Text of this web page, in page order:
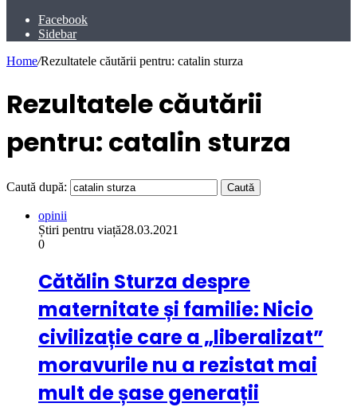
Facebook
Sidebar
Home/Rezultatele căutării pentru: catalin sturza
Rezultatele căutării
pentru: catalin sturza
Caută după:
opinii
Știri pentru viață28.03.2021
0
Cătălin Sturza despre
maternitate și familie: Nicio
civilizație care a „liberalizat”
moravurile nu a rezistat mai
mult de șase generații